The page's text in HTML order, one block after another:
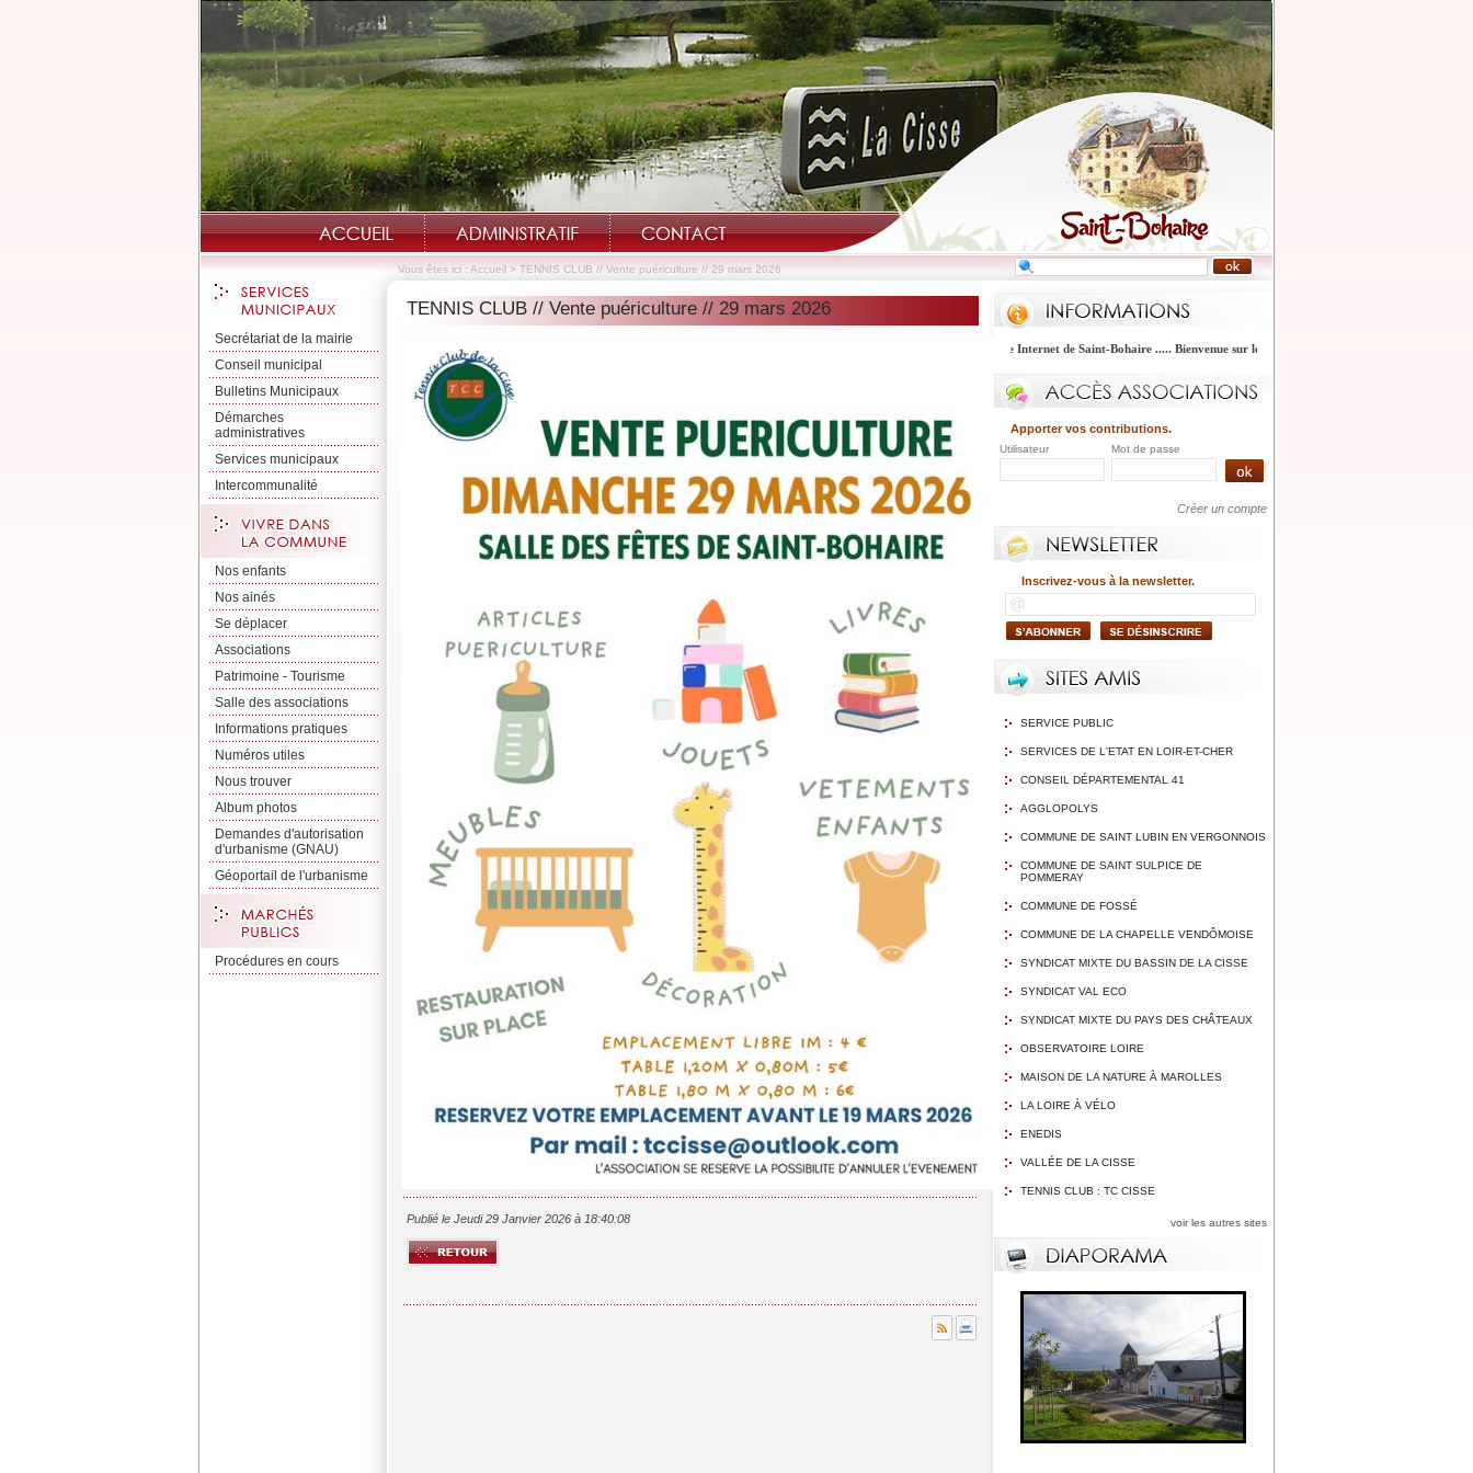
Vous êtes ici : Accueil > TENNIS CLUB // Vente puériculture // 29 mars 2026
Secrétariat de la mairie
Conseil municipal
Bulletins Municipaux
Démarches
administratives
Services municipaux
Intercommunalité
Nos enfants
Nos ainés
Se déplacer
Associations
Patrimoine - Tourisme
Salle des associations
Informations pratiques
Numéros utiles
Nous trouver
Album photos
Demandes d'autorisation
d'urbanisme (GNAU)
Géoportail de l'urbanisme
Procédures en cours
TENNIS CLUB // Vente puériculture // 29 mars 2026
Publié le Jeudi 29 Janvier 2026 à 18:40:08
Bienvenue sur le site Internet de Saint-Bohaire ..... Bienvenue sur le site Internet de Saint-Bohaire .....
Apporter vos contributions.
Utilisateur Mot de passe
Créer un compte
Inscrivez-vous à la newsletter.
SERVICE PUBLIC
SERVICES DE L'ETAT EN LOIR-ET-CHER
CONSEIL DÉPARTEMENTAL 41
AGGLOPOLYS
COMMUNE DE SAINT LUBIN EN VERGONNOIS
COMMUNE DE SAINT SULPICE DE
POMMERAY
COMMUNE DE FOSSÉ
COMMUNE DE LA CHAPELLE VENDÔMOISE
SYNDICAT MIXTE DU BASSIN DE LA CISSE
SYNDICAT VAL ECO
SYNDICAT MIXTE DU PAYS DES CHÂTEAUX
OBSERVATOIRE LOIRE
MAISON DE LA NATURE À MAROLLES
LA LOIRE À VÉLO
ENEDIS
VALLÉE DE LA CISSE
TENNIS CLUB : TC CISSE
voir les autres sites